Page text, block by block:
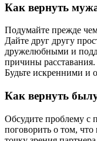
Как вернуть
Подумайте прежде
Дайте друг другу
дружелюбными и
причины
Будьте искренними и
Как вернуть
Обсудите проблему с
поговорить о том, что